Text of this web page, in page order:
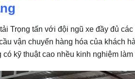
Trọng tấn với đội ngũ xe đầy đủ
vận chuyển hàng hóa của khách
có kỹ thuật cao nhều kinh nghiệm